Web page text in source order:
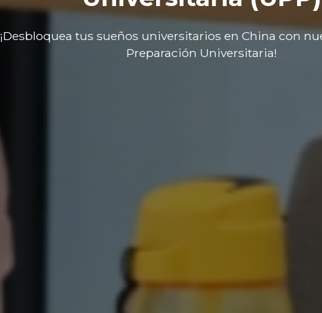
¡Desbloquea tus sueños universitarios en China con
Preparación Universitaria!